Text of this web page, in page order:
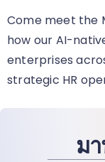
Come meet the
how our AI-
enterprises
strategic HR
ม